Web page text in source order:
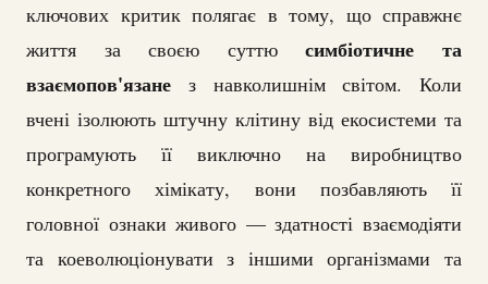
ключових критик полягає в тому, що справжнє
життя за своєю суттюсимбіотичне та
взаємопов'язане з навколишнім світом. Коли
вчені ізолюють штучну клітину від екосистеми та
програмують її виключно на виробництво
конкретного хімікату, вони позбавляють її
головної ознаки живого — здатності взаємодіяти
та коеволюціонувати з іншими організмами та